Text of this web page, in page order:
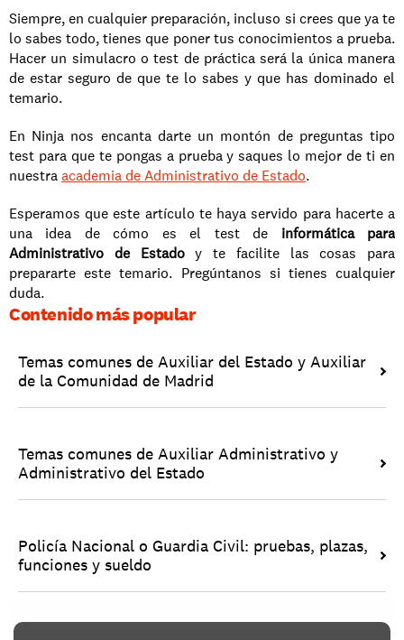
Siempre, en cualquier preparación, incluso si crees que ya te
lo sabes todo, tienes que poner tus conocimientos a prueba.
Hacer un simulacro o test de práctica será la única manera
de estar seguro de que te lo sabes y que has dominado el
temario.
En Ninja nos encanta darte un montón de preguntas tipo
test para que te pongas a prueba y saques lo mejor de ti en
nuestra academia de Administrativo de Estado.
Esperamos que este artículo te haya servido para hacerte a
una idea de cómo es el test de informática para
Administrativo de Estado y te facilite las cosas para
prepararte este temario. Pregúntanos si tienes cualquier
duda.
Contenido más popular
Temas comunes de Auxiliar del Estado y Auxiliar
de la Comunidad de Madrid
Temas comunes de Auxiliar Administrativo y
Administrativo del Estado
Policía Nacional o Guardia Civil: pruebas, plazas,
funciones y sueldo